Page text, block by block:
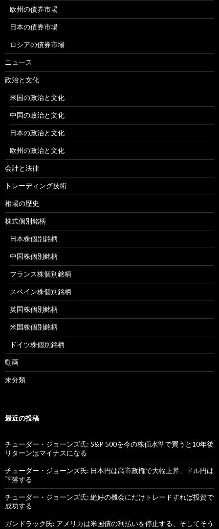
欧州の債券市場
日本の債券市場
ロシアの債券市場
ニュース
政治と文化
米国の政治と文化
中国の政治と文化
日本の政治と文化
欧州の政治と文化
会計と法律
トレーディング技術
相場の歴史
株式個別銘柄
日本株個別銘柄
中国株個別銘柄
フランス株個別銘柄
スペイン株個別銘柄
英国株個別銘柄
米国株個別銘柄
ドイツ株個別銘柄
動画
未分類
最近の投稿
チューダー・ジョーンズ氏: S&P 500を今の株価水準で買うと10年後
リターンはマイナスになる
チューダー・ジョーンズ氏: 日本円は高市政権で大幅上昇、ドル円は
下落する
チューダー・ジョーンズ氏: 絶好の機会にだけトレードすれば投資で
成功する
ガンドラック氏: アメリカは米国債の利払いを停止する、そしてそう